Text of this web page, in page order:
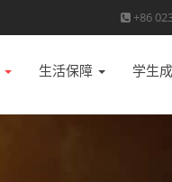
+86
生活保障 学生